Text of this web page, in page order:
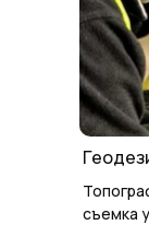
съемка
Каждый
строительное
образование
квалификацию, а
опыт выполнения